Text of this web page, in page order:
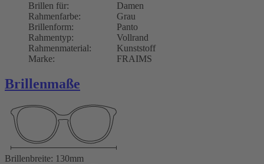
Brillen für:
Damen
Rahmenfarbe:
Grau
Brillenform:
Panto
Rahmentyp:
Vollrand
Rahmenmaterial:
Kunststoff
Marke:
FRAIMS
Brillenmaße
Brillenbreite: 130mm